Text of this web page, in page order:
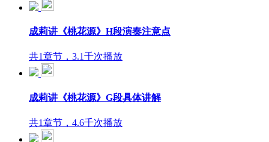
成莉讲《桃花源》H段演奏注意点
共1章节，3.1千次播放
成莉讲《桃花源》G段具体讲解
共1章节，4.6千次播放